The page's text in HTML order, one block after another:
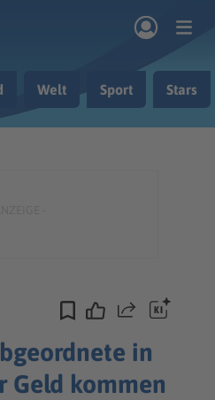
Welt Sport Stars
Teilen
in
Geld kommen